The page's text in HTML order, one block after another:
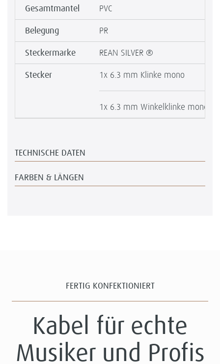
Gesamtmantel PVC
Belegung PR
Steckermarke REAN SILVER ®
Stecker 1x 6.3 mm Klinke mono
1x 6.3 mm Winkelklinke mono
TECHNISCHE DATEN
FARBEN & LÄNGEN
FERTIG KONFEKTIONIERT
Kabel für echte
Musiker und Profis